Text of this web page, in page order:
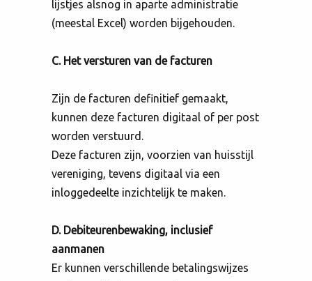
lijstjes alsnog in aparte administratie
(meestal Excel) worden bijgehouden.
C. Het versturen van de facturen
Zijn de facturen definitief gemaakt,
kunnen deze facturen digitaal of per post
worden verstuurd.
Deze facturen zijn, voorzien van huisstijl
vereniging, tevens digitaal via een
inloggedeelte inzichtelijk te maken.
D. Debiteurenbewaking, inclusief
aanmanen
Er kunnen verschillende betalingswijzes